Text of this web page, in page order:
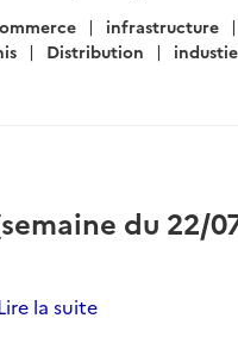
infrastructure
Distribution industie
du 22/
la suite